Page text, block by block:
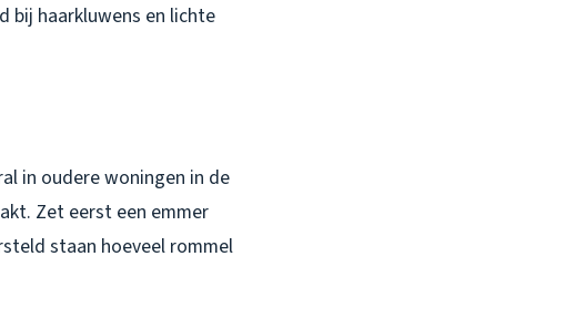
bij haarkluwens en lichte
in oudere woningen in de
Zet eerst een emmer
staan hoeveel rommel